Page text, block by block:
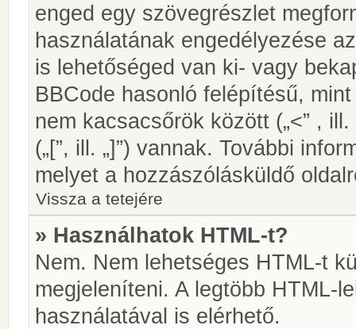
enged egy szövegrészlet
használatának engedélyezése
is lehetőséged van ki- vagy
BBCode hasonló felépítésű,
nem kacsacsőrök között („<” ,
(„[”, ill. „]”) vannak. További
melyet a hozzászólásküldő
Vissza a tetejére
» Használhatok HTML-t?
Nem. Nem lehetséges HTML-t
megjeleníteni. A legtöbb HTML-
használatával is elérhető.